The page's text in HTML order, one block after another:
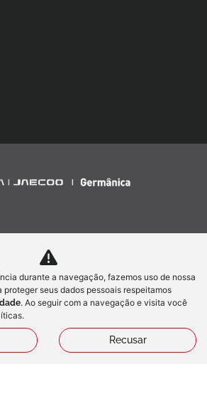
ION DE VEICULOS LIMITADA
durante a navegação, fazemos uso de nossa
seus dados pessoais respeitamos
. Ao seguir com a navegação e visita você
Recusar